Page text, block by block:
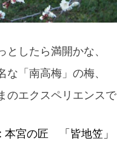
としたら満開かな、
な「南高梅」の梅、
のエクスペリエンス
本宮の匠 「皆地笠」